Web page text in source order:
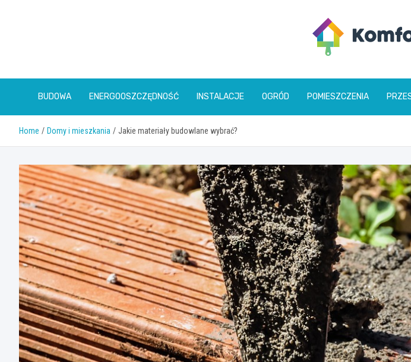
BUDOWA ENERGOOSZCZĘDNOŚĆ INSTALACJE OGRÓD POMIESZCZENIA
Home Domy i mieszkania Jakie materiały budowlane wybrać?